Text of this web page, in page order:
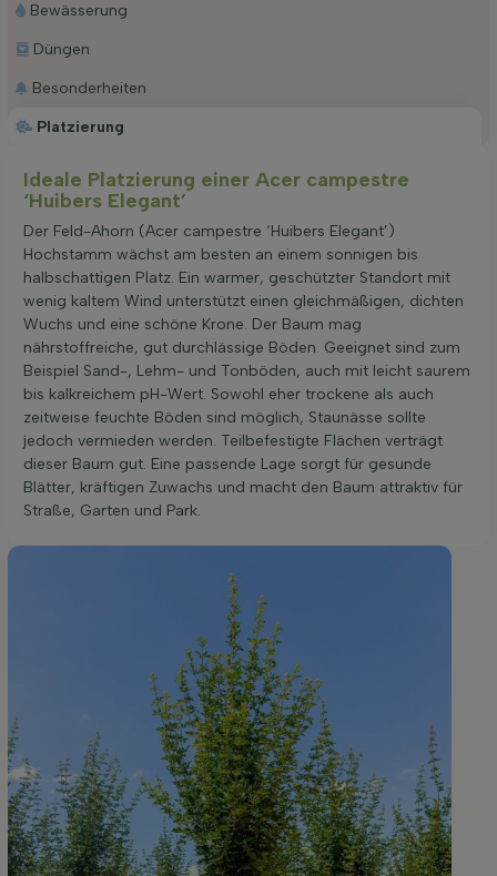
Platzierung
Bewässerung
Düngen
Besonderheiten
Ideale Platzierung einer Acer campestre
‘Huibers Elegant’
Der Feld-Ahorn (Acer campestre ‘Huibers Elegant’)
Hochstamm wächst am besten an einem sonnigen bis
halbschattigen Platz. Ein warmer, geschützter Standort mit
wenig kaltem Wind unterstützt einen gleichmäßigen, dichten
Wuchs und eine schöne Krone. Der Baum mag
nährstoffreiche, gut durchlässige Böden. Geeignet sind zum
Beispiel Sand-, Lehm- und Tonböden, auch mit leicht saurem
bis kalkreichem pH-Wert. Sowohl eher trockene als auch
zeitweise feuchte Böden sind möglich, Staunässe sollte
jedoch vermieden werden. Teilbefestigte Flächen verträgt
dieser Baum gut. Eine passende Lage sorgt für gesunde
Blätter, kräftigen Zuwachs und macht den Baum attraktiv für
Straße, Garten und Park.